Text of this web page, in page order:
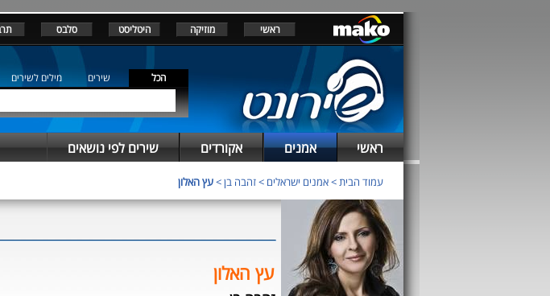
ראשי מוזיקה היטליסט סלבס
הכל שירים מילים לשירים
ראשי אמנים אקורדים שירים לפי נושאים
עמוד הבית>אמנים ישראלים >זהבה בן>עץ האלון
עץ האלון